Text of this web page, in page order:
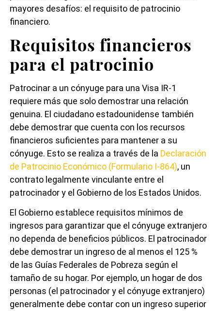
mayores desafíos: el requisito de patrocinio
financiero.
Requisitos financieros
para el patrocinio
Patrocinar a un cónyuge para una Visa IR-1
requiere más que solo demostrar una relación
genuina. El ciudadano estadounidense también
debe demostrar que cuenta con los recursos
financieros suficientes para mantener a su
cónyuge. Esto se realiza a través de la Declaración
de Patrocinio Económico (Formulario I-864), un
contrato legalmente vinculante entre el
patrocinador y el Gobierno de los Estados Unidos.
El Gobierno establece requisitos mínimos de
ingresos para garantizar que el cónyuge extranjero
no dependa de beneficios públicos. El patrocinador
debe demostrar un ingreso de al menos el 125 %
de las Guías Federales de Pobreza según el
tamaño de su hogar. Por ejemplo, un hogar de dos
personas (el patrocinador y el cónyuge extranjero)
generalmente debe contar con un ingreso superior